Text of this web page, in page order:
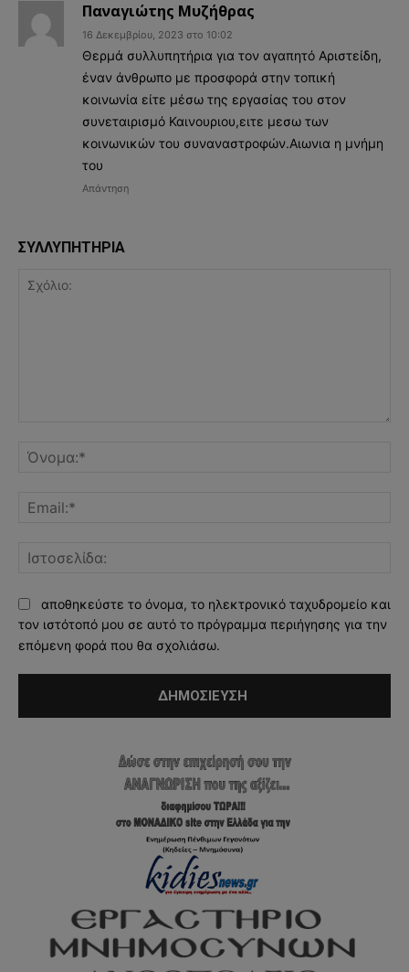
Παναγιώτης Μυζήθρας
16 Δεκεμβρίου, 2023 στο 10:02
Θερμά συλλυπητήρια για τον αγαπητό Αριστείδη,
έναν άνθρωπο με προσφορά στην τοπική
κοινωνία είτε μέσω της εργασίας του στον
συνεταιρισμό Καινουριου,ειτε μεσω των
κοινωνικών του συναναστροφών.Αιωνια η μνήμη
του
Απάντηση
ΣΥΛΛΥΠΗΤΗΡΙΑ
αποθηκεύστε το όνομα, το ηλεκτρονικό ταχυδρομείο και
τον ιστότοπό μου σε αυτό το πρόγραμμα περιήγησης για την
επόμενη φορά που θα σχολιάσω.